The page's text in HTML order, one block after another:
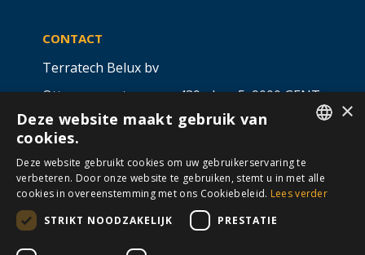
CONTACT
Terratech Belux bv
Ottergemsesteenweg 439 - bus 5,9000 GENT
info@allterra-belux.com+32 9 430 25 30
BE1009.467.122
VOLG ONS OP ​ ​
FRENCH
×
Deze website maakt gebruik van
cookies.
Deze website gebruikt cookies om uw gebruikerservaring te
verbeteren. Door onze website te gebruiken, stemt u in met alle
cookies in overeenstemming met ons Cookiebeleid. Lees verder
STRIKT NOODZAKELIJK
PRESTATIE